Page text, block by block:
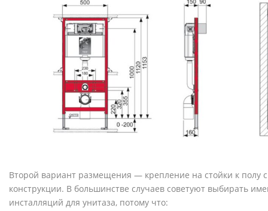
Второй вариант размещения — крепление на стойки к полу
конструкции. В большинстве случаев советуют выбирать
инсталляций для унитаза, потому что: